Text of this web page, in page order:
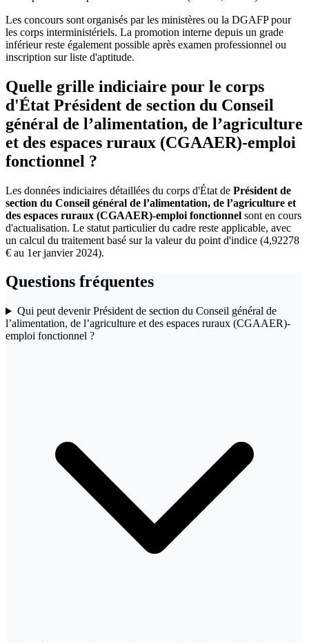
Les concours sont organisés par les ministères ou la DGAFP pour
les corps interministériels. La promotion interne depuis un grade
inférieur reste également possible après examen professionnel ou
inscription sur liste d'aptitude.
Quelle grille indiciaire pour le corps
d'État Président de section du Conseil
général de l’alimentation, de l’agriculture
et des espaces ruraux (CGAAER)-emploi
fonctionnel ?
Les données indiciaires détaillées du corps d'État de Président de
section du Conseil général de l’alimentation, de l’agriculture et
des espaces ruraux (CGAAER)-emploi fonctionnel sont en cours
d'actualisation. Le statut particulier du cadre reste applicable, avec
un calcul du traitement basé sur la valeur du point d'indice (4,92278
€ au 1er janvier 2024).
Questions fréquentes
Qui peut devenir Président de section du Conseil général de
l’alimentation, de l’agriculture et des espaces ruraux (CGAAER)-
emploi fonctionnel ?